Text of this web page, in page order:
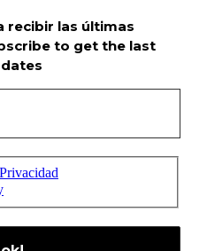
recibir las últimas
to get the last